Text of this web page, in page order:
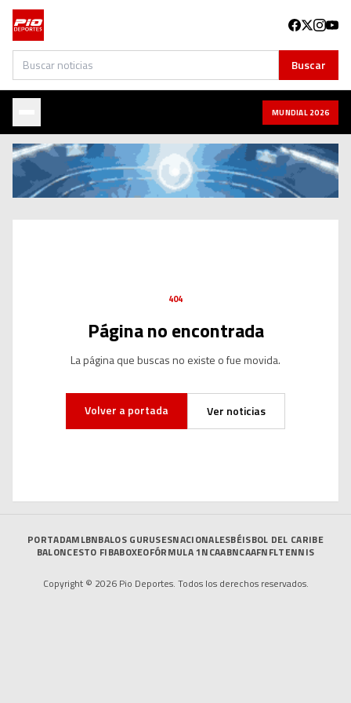
Buscar Buscar
MUNDIAL 2026
404
Página no encontrada
La página que buscas no existe o fue movida.
Volver a portada Ver noticias
PORTADAMLBNBALOS GURUSESNACIONALESBÉISBOL DEL CARIBE
BALONCESTO FIBABOXEOFÓRMULA 1NCAABNCAAFNFLTENNIS
Copyright © 2026 Pio Deportes. Todos los derechos reservados.